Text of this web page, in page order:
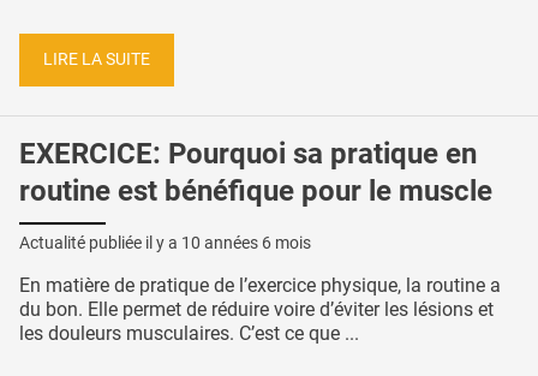
LIRE LA SUITE
EXERCICE: Pourquoi sa pratique en
routine est bénéfique pour le muscle
Actualité publiée il y a 10 années 6 mois
En matière de pratique de l’exercice physique, la routine a
du bon. Elle permet de réduire voire d’éviter les lésions et
les douleurs musculaires. C’est ce que ...